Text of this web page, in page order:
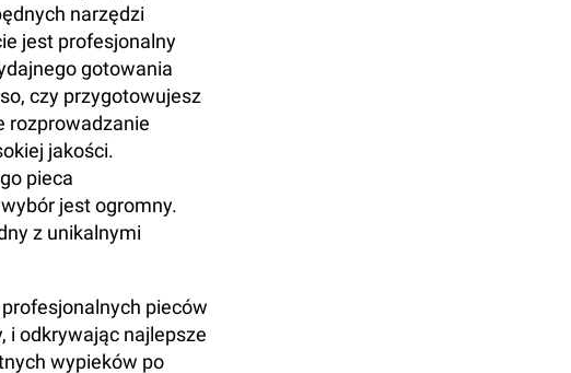
narzędzi
jest profesjonalny
gotowania
czy przygotowujesz
rozprowadzanie
jakości.
pieca
jest ogromny.
z unikalnymi
pieców
i odkrywając najlepsze
wypieków po